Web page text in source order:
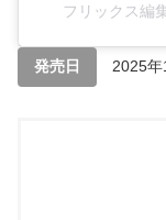
フリックス編
発売日 2025年